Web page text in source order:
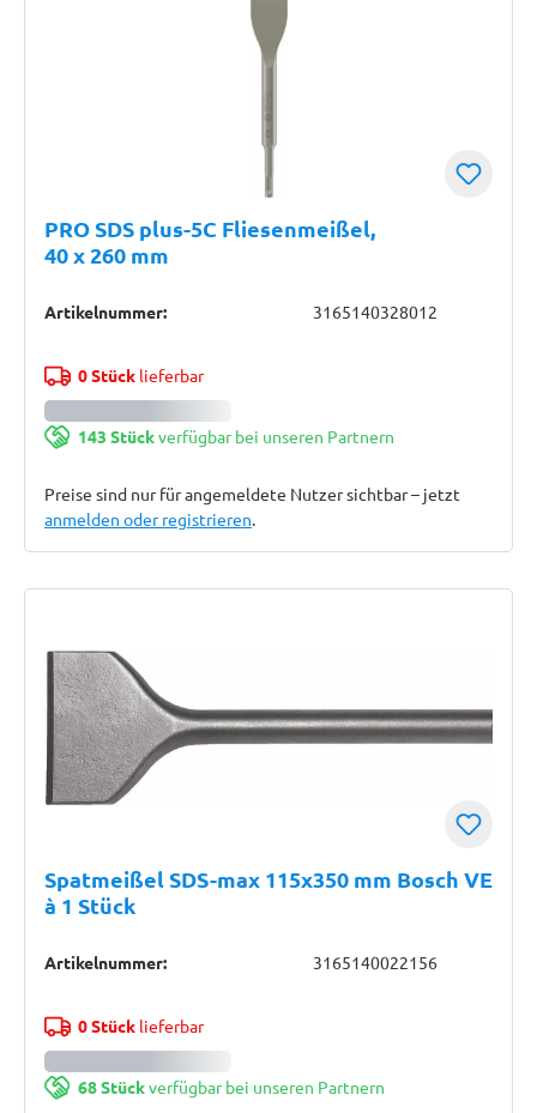
PRO SDS plus-5C Fliesenmeißel,
40 x 260 mm
Artikelnummer: 3165140328012
0 Stücklieferbar
143 Stückverfügbar bei unseren Partnern
Preise sind nur für angemeldete Nutzer sichtbar – jetzt
anmelden oder registrieren.
Spatmeißel SDS-max 115x350 mm Bosch VE
à 1 Stück
Artikelnummer: 3165140022156
0 Stücklieferbar
68 Stückverfügbar bei unseren Partnern